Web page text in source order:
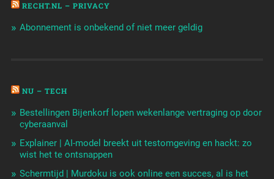
RECHT.NL – PRIVACY
Abonnement is onbekend of niet meer geldig
NU – TECH
Bestellingen Bijenkorf lopen wekenlange vertraging op door
cyberaanval
Explainer | AI-model breekt uit testomgeving en hackt: zo
wist het te ontsnappen
Schermtijd | Murdoku is ook online een succes, al is het